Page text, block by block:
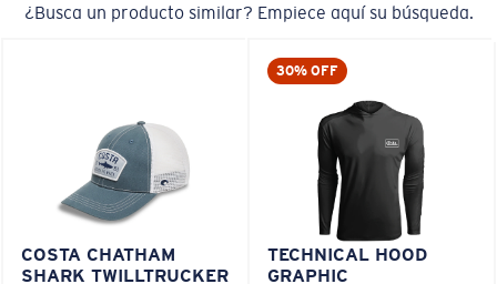
¿Busca un producto similar? Empiece aquí su búsqueda.
COSTA CHATHAM
SHARK TWILLTRUCKER
30% OFF
TECHNICAL HOOD
GRAPHIC